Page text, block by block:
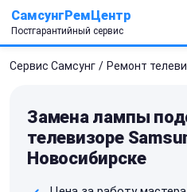
СамсунгРемЦентр
Постгарантийный сервис
Сервис Самсунг / Ремонт
Замена лампы
телевизоре
Новосибирске